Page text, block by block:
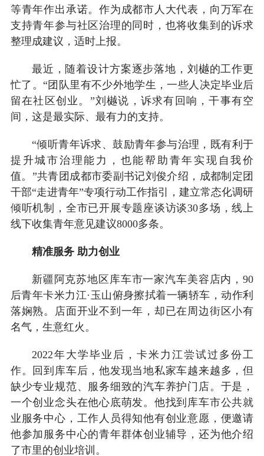
等青年作出承诺。作为成都市人大代表，向万军在
支持青年参与社区治理的同时，也将收集到的诉求
整理成建议，适时上报。
最近，随着设计方案逐步落地，刘樾的工作更
忙了。“团队里有不少外地学生，一些人决定毕业后
留在社区创业。”刘樾说，诉求有回响，干事有空
间，这是最实际、最有力的支持。
“倾听青年诉求、鼓励青年参与治理，既有利于
提升城市治理能力，也能帮助青年实现自我价
值。”共青团成都市委副书记刘俊介绍，成都制定团
干部“走进青年”专项行动工作指引，建立常态化调研
倾听机制，全市已开展专题座谈访谈30多场，线上
线下收集青年意见建议8000多条。
精准服务 助力创业
新疆阿克苏地区库车市一家汽车美容店内，90
后青年卡米力江·玉山俯身擦拭着一辆轿车，动作利
落娴熟。店面开业不到一年，却已在周边街区小有
名气，生意红火。
2022年大学毕业后，卡米力江尝试过多份工
作。回到库车后，他发现当地私家车越来越多，但
缺少专业规范、服务细致的汽车养护门店。于是，
一个创业念头在他心底萌发。他找到库车市公共就
业服务中心，工作人员得知他有创业意愿，便邀请
他参加服务中心的青年群体创业辅导，还为他介绍
了市里的创业培训。